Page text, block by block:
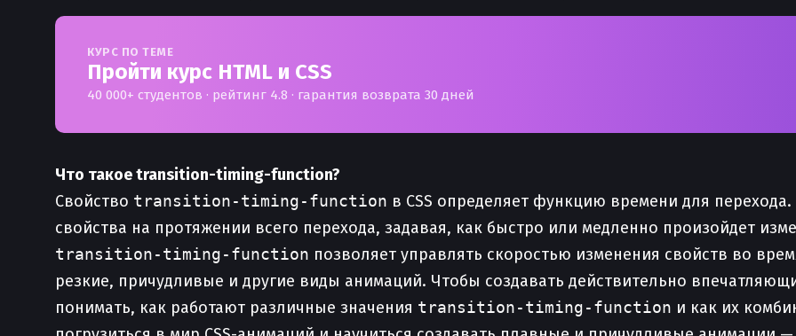
КУРС ПО ТЕМЕ
Пройти курс HTML и CSS
40 000+ студентов · рейтинг 4.8 · гарантия возврата 30 дней
Что такое transition-timing-function?
Свойство transition-timing-function в CSS определяет функцию времени для
свойства на протяжении всего перехода, задавая, как быстро или медленно произойдет
transition-timing-function позволяет управлять скоростью изменения свойств во
резкие, причудливые и другие виды анимаций. Чтобы создавать действительно
понимать, как работают различные значения transition-timing-function и как их